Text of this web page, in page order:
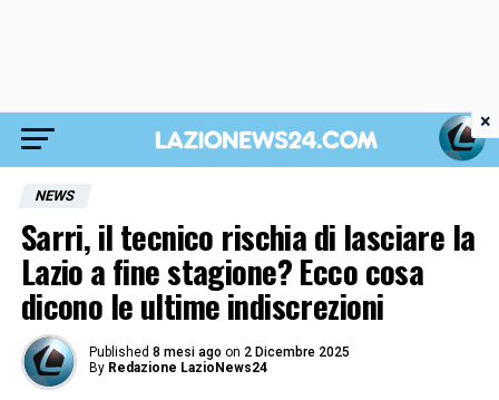
NEWS
Sarri, il tecnico rischia di lasciare la
Lazio a fine stagione? Ecco cosa
dicono le ultime indiscrezioni
Published 8 mesi ago on 2 Dicembre 2025
By Redazione LazioNews24
×